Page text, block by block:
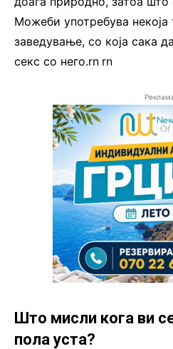
Можеби употребува некоја
заведување, со која сака
секс со него.rn rn
Што мисли кога ви
пола уста?